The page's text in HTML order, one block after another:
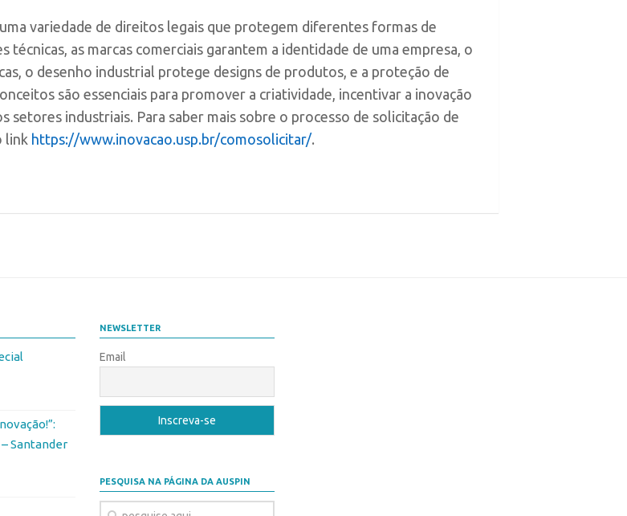
variedade de direitos legais que protegem diferentes formas de
as marcas comerciais garantem a identidade de uma empresa, o
o desenho industrial protege designs de produtos, e a proteção de
são essenciais para promover a criatividade, incentivar a inovação
industriais. Para saber mais sobre o processo de solicitação de
link https://www.inovacao.usp.br/comosolicitar/.
Santander
NEWSLETTER
Email
PESQUISA NA PÁGINA DA AUSPIN